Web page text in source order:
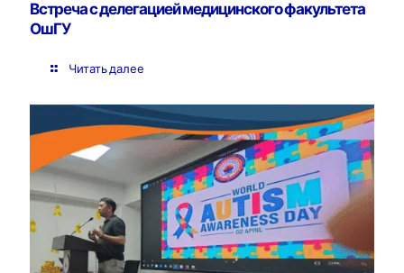
Встреча с делегацией медицинского факультета
ОшГУ
Читать далее